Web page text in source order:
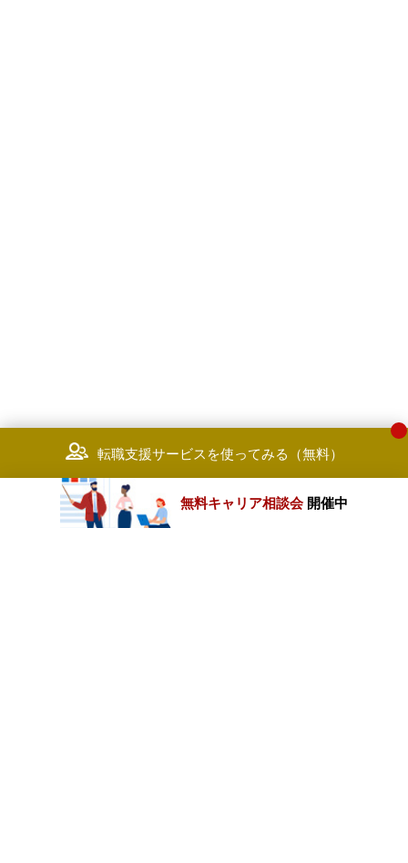
転職支援サービスを使ってみる（無料）
無料キャリア相談会 開催中